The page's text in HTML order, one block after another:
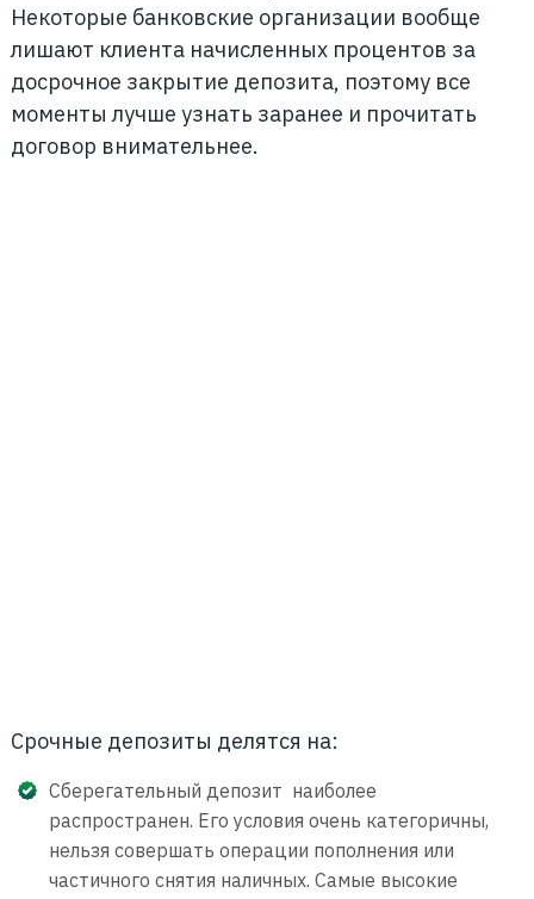
Некоторые банковские организации вообще
лишают клиента начисленных процентов за
досрочное закрытие депозита, поэтому все
моменты лучше узнать заранее и прочитать
договор внимательнее.
Срочные депозиты делятся на:
Сберегательный депозит наиболее
распространен. Его условия очень категоричны,
нельзя совершать операции пополнения или
частичного снятия наличных. Самые высокие